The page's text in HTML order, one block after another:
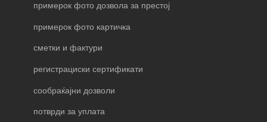
примерок фото дозвола за престој
примерок фото картичка
сметки и фактури
регистрациски сертификати
сообраќајни дозволи
потврди за уплата